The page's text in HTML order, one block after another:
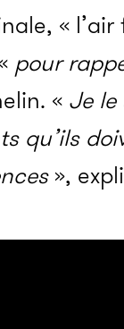
«
pour
« Je
qu’ils
»,